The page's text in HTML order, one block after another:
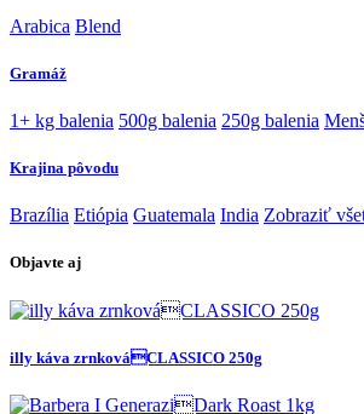
Arabica Blend
Gramáž
1+ kg balenia 500g balenia 250g balenia
Krajina pôvodu
Brazília Etiópia Guatemala India Zobraziť
Objavte aj
illy káva zrnkováCLASSICO 250g